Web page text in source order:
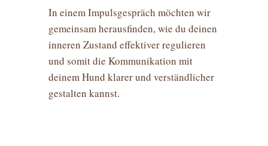
In einem Impulsgespräch möchten wir
gemeinsam herausfinden, wie du deinen
inneren Zustand effektiver regulieren
und somit die Kommunikation mit
deinem Hund klarer und verständlicher
gestalten kannst.